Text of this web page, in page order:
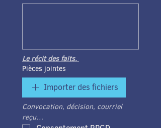
Le récit des faits.
Pièces jointes
Importer des fichiers
Convocation, décision, courriel
reçu…